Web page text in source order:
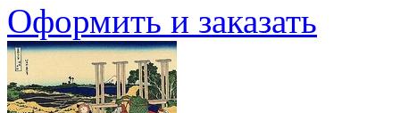
Оформить и заказать